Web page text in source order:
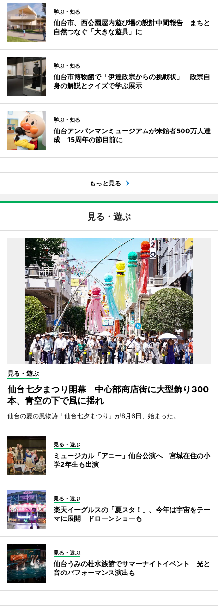
学ぶ・知る
仙台市、西公園屋内遊び場の設計中間報告 まちと
自然つなぐ「大きな遊具」に
学ぶ・知る
仙台市博物館で「伊達政宗からの挑戦状」 政宗自
身の解説とクイズで学ぶ展示
学ぶ・知る
仙台アンパンマンミュージアムが来館者500万人達
成 15周年の節目前に
もっと見る
見る・遊ぶ
見る・遊ぶ
仙台七夕まつり開幕 中心部商店街に大型飾り300
本、青空の下で風に揺れ
仙台の夏の風物詩「仙台七夕まつり」が8月6日、始まった。
見る・遊ぶ
ミュージカル「アニー」仙台公演へ 宮城在住の小
学2年生も出演
見る・遊ぶ
楽天イーグルスの「夏スタ！」、今年は宇宙をテー
マに展開 ドローンショーも
見る・遊ぶ
仙台うみの杜水族館でサマーナイトイベント 光と
音のパフォーマンス演出も